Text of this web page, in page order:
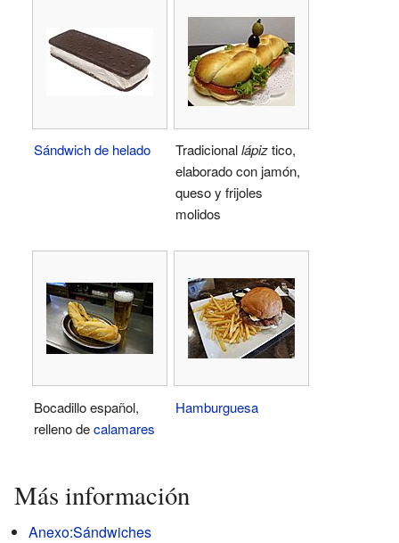
Sándwich de helado Tradicionallápiztico,
elaborado con jamón,
queso y frijoles
molidos
Bocadillo español,
relleno decalamares
Hamburguesa
Más información
Anexo:Sándwiches